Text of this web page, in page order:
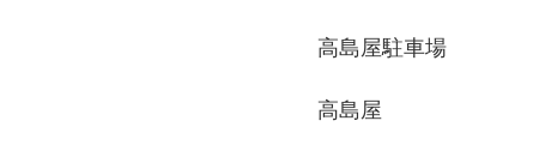
高島屋駐車場
高島屋